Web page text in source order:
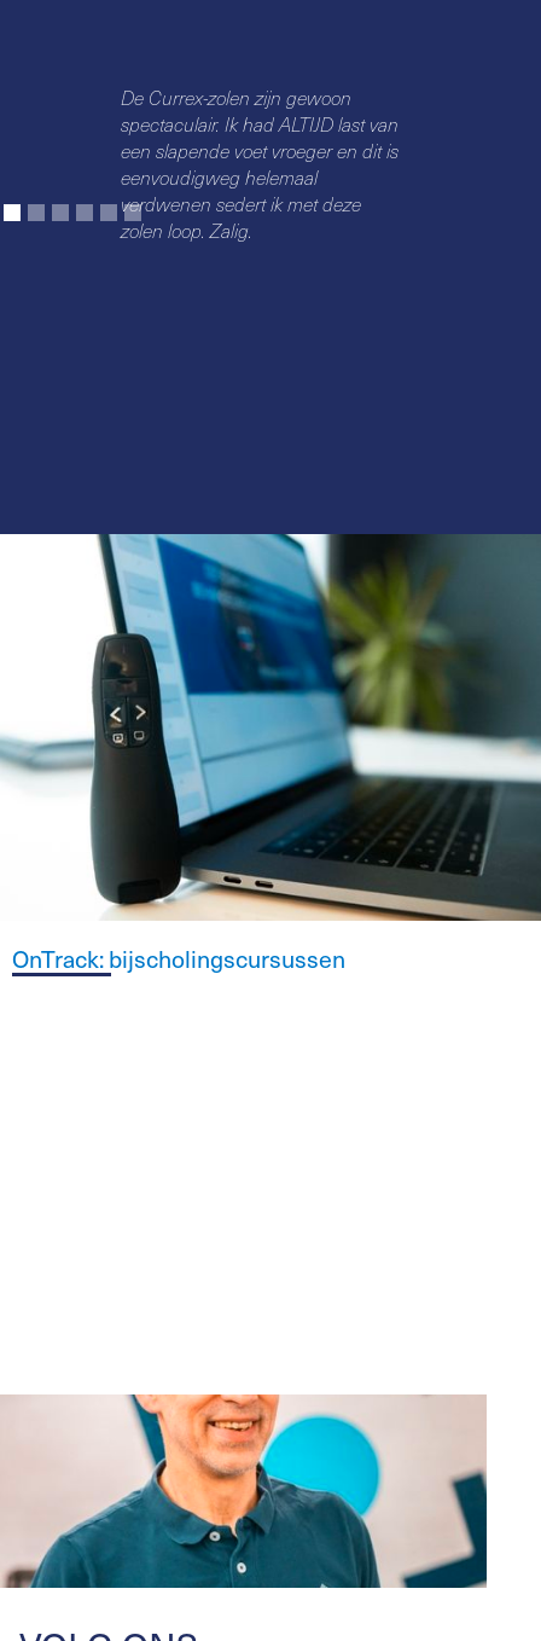
De Currex-zolen zijn gewoon
spectaculair. Ik had ALTIJD last van
een slapende voet vroeger en dit is
eenvoudigweg helemaal
verdwenen sedert ik met deze
zolen loop. Zalig.
OnTrack: bijscholingscursussen